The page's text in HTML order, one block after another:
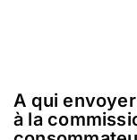
A qui
à la